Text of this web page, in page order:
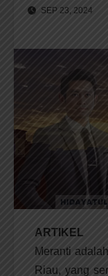
SEP 23, 2024
ARTIKEL
Meranti
Riau, yang